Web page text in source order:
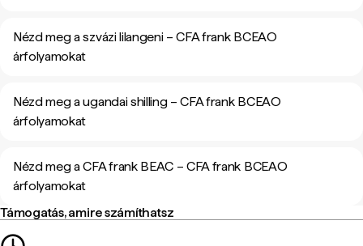
Nézd meg a szvázi lilangeni – CFA frank BCEAO
árfolyamokat
Nézd meg a ugandai shilling – CFA frank BCEAO
árfolyamokat
Nézd meg a CFA frank BEAC – CFA frank BCEAO
árfolyamokat
Támogatás, amire számíthatsz